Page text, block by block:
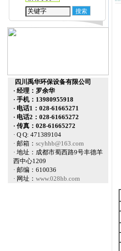
四川禹华环保设备有限公司
· 经理：罗余华
· 手机：13980955918
· 电话1：028-61665271
· 电话2：028-61665272
· 传真：028-61665272
· Q Q: 471389104
· 邮箱： scyhhb@163.com
· 地址：成都市蜀西路9号丰德羊
西中心1209
· 邮编：610036
· 网址： www.028hb.com